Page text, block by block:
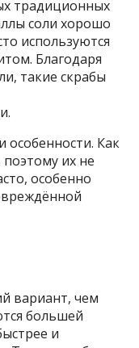
традиционных
соли хорошо
используются
Благодаря
такие скрабы
особенности. Как
их не
особенно
вариант, чем
большей
и